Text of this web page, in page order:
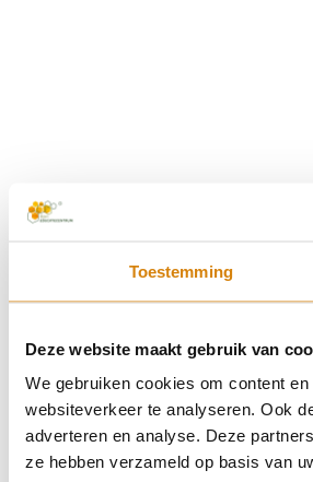
Toestemming
Deze website maakt gebruik van
We gebruiken cookies om content
websiteverkeer te analyseren. Ook
adverteren en analyse. Deze
ze hebben verzameld op basis van